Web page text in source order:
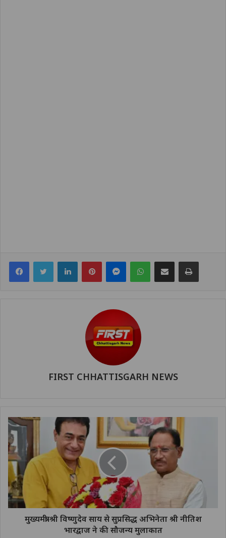
FacebookTwitter LinkedInPinterestMessengerWhatsAppShare via Email Print
FIRST CHHATTISGARH NEWS
मुख्यमंत्री श्री विष्णुदेव साय से सुप्रसिद्ध अभिनेता श्री नीतिश
भारद्वाज ने की सौजन्य मुलाकात